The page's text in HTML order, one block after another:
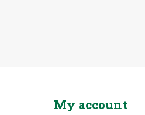
My account